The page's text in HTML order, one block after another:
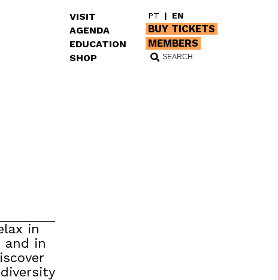
VISIT
AGENDA
EDUCATION
SHOP
PT | EN
BUY TICKETS
MEMBERS
in
and in